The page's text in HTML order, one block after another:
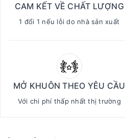
CAM KẾT VỀ CHẤT LƯỢNG
1 đổi 1 nếu lỗi do nhà sản xuất
MỞ KHUÔN THEO YÊU CẦU
Với chi phí thấp nhất thị trường